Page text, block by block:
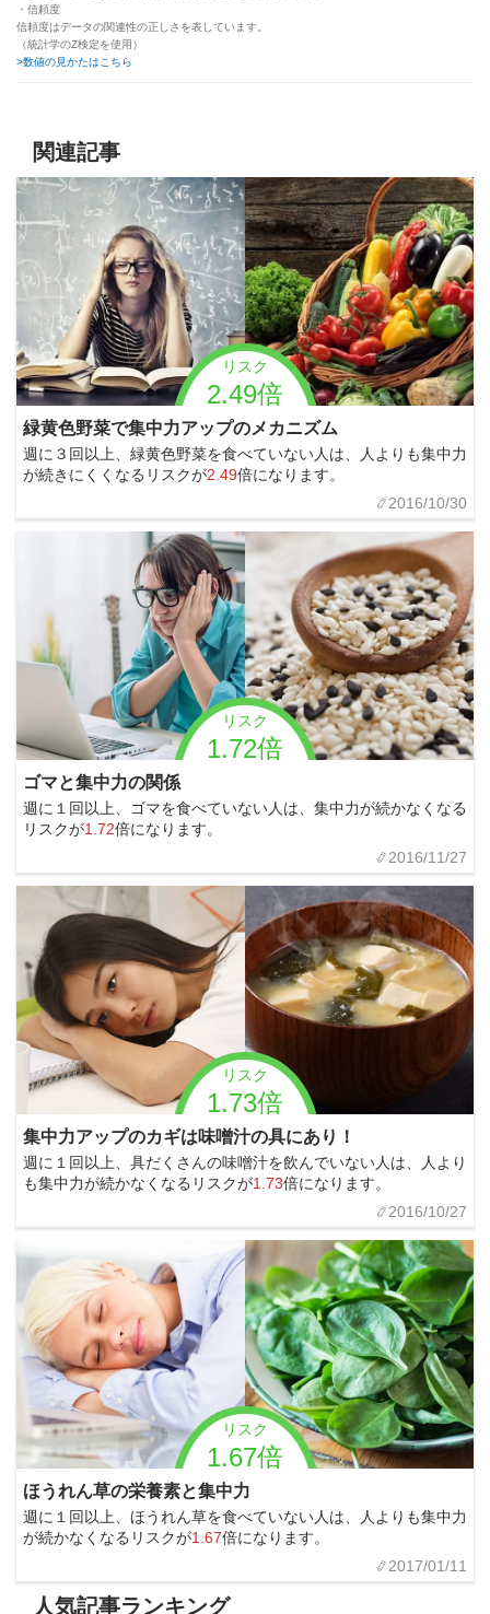
・信頼度
信頼度はデータの関連性の正しさを表しています。
（統計学のZ検定を使用）
>数値の見かたはこちら
関連記事
リスク
2.49倍
緑黄色野菜で集中力アップのメカニズム
週に３回以上、緑黄色野菜を食べていない人は、人よりも集中力
が続きにくくなるリスクが2.49倍になります。
2016/10/30
リスク
1.72倍
ゴマと集中力の関係
週に１回以上、ゴマを食べていない人は、集中力が続かなくなる
リスクが1.72倍になります。
2016/11/27
リスク
1.73倍
集中力アップのカギは味噌汁の具にあり！
週に１回以上、具だくさんの味噌汁を飲んでいない人は、人より
も集中力が続かなくなるリスクが1.73倍になります。
2016/10/27
リスク
1.67倍
ほうれん草の栄養素と集中力
週に１回以上、ほうれん草を食べていない人は、人よりも集中力
が続かなくなるリスクが1.67倍になります。
2017/01/11
人気記事ランキング